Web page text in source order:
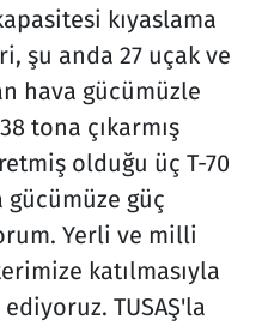
kıyaslama
şu anda 27 uçak ve
hava gücümüzle
tona çıkarmış
olduğu üç T-70
gücümüze güç
Yerli ve milli
katılmasıyla
TUSAŞ'la